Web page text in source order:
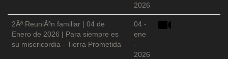
2026
2Âª ReuniÃ³n familiar | 04 de
Enero de 2026 | Para siempre es
su misericordia - Tierra Prometida
04 -
ene
-
2026